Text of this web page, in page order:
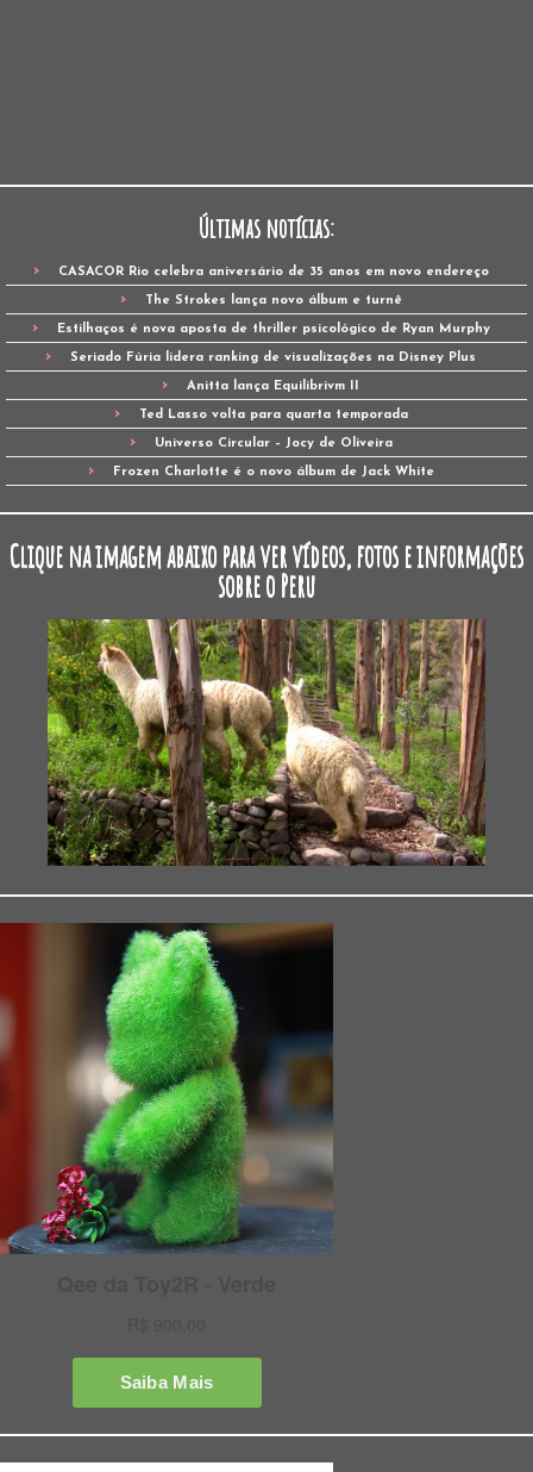
Últimas notícias:
CASACOR Rio celebra aniversário de 35 anos em novo endereço
The Strokes lança novo álbum e turnê
Estilhaços é nova aposta de thriller psicológico de Ryan Murphy
Seriado Fúria lidera ranking de visualizações na Disney Plus
Anitta lança Equilibrivm II
Ted Lasso volta para quarta temporada
Universo Circular – Jocy de Oliveira
Frozen Charlotte é o novo álbum de Jack White
Clique na imagem abaixo para ver vídeos, fotos e informações
sobre o Peru